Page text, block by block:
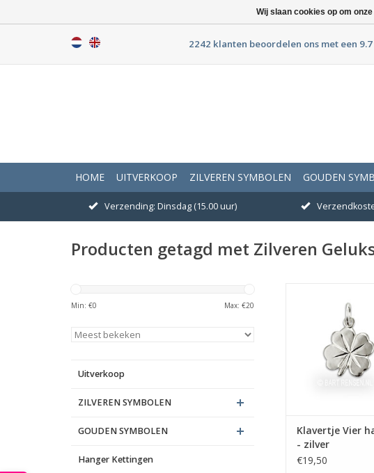
2242 klanten beoordelen ons met een 9.7
HOME UITVERKOOP ZILVEREN SYMBOLEN GOUDEN
Verzending: Dinsdag (15.00 uur)
Producten getagd met Zilveren
Min: €0 Max: €20
Uitverkoop
ZILVEREN SYMBOLEN
GOUDEN SYMBOLEN
Hanger Kettingen
Afmeting 14 x 14
Klavertje Vier
- zilver
€19,50
Wij slaan cookies op om